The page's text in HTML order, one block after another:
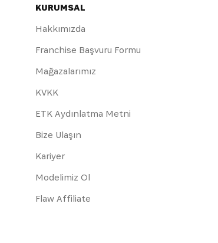
KURUMSAL
Hakkımızda
Franchise Başvuru Formu
Mağazalarımız
KVKK
ETK Aydınlatma Metni
Bize Ulaşın
Kariyer
Modelimiz Ol
Flaw Affiliate